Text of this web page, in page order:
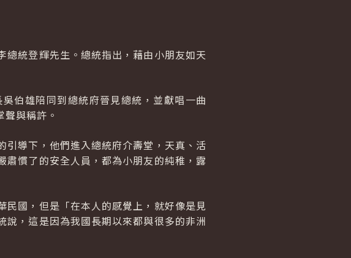
統登輝先生。總統指出，藉由小朋友如天
伯雄陪同到總統府晉見總統，並獻唱一曲
與稱許。
導下，他們進入總統府介壽堂，天真、活
慣了的安全人員，都為小朋友的純稚，露
國，但是「在本人的感覺上，就好像是見
，這是因為我國長期以來都與很多的非洲